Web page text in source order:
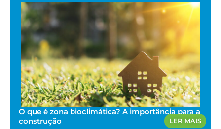
O que é zona bioclimática? A importância para a
construção
LER MAIS